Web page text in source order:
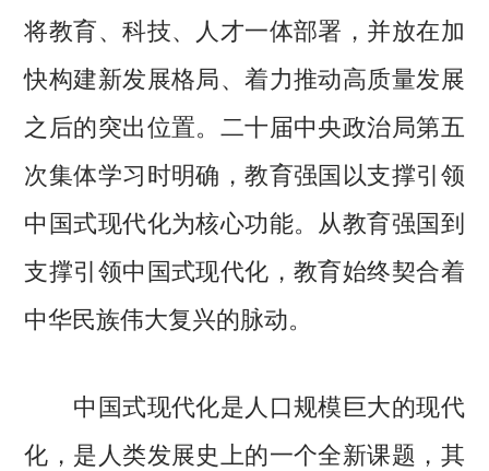
将教育、科技、人才一体部署，并放在加
快构建新发展格局、着力推动高质量发展
之后的突出位置。二十届中央政治局第五
次集体学习时明确，教育强国以支撑引领
中国式现代化为核心功能。从教育强国到
支撑引领中国式现代化，教育始终契合着
中华民族伟大复兴的脉动。
中国式现代化是人口规模巨大的现代
化，是人类发展史上的一个全新课题，其